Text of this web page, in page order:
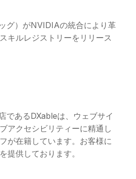
グ）がNVIDIAの統合により革
キルレジストリーをリリース
であるDXableは、ウェブサイ
アクセシビリティーに精通し
が在籍しています。お客様に
提供しております。